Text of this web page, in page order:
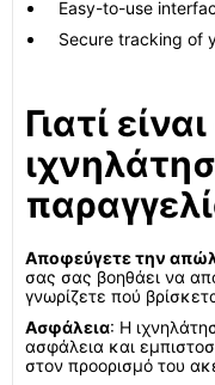
Easy-to-use
Secure tracking of
Γιατί
Αποφεύγετε την
σας σας βοηθάει να
γνωρίζετε πού
Ασφάλεια: Η
ασφάλεια και
στον προορισμό του